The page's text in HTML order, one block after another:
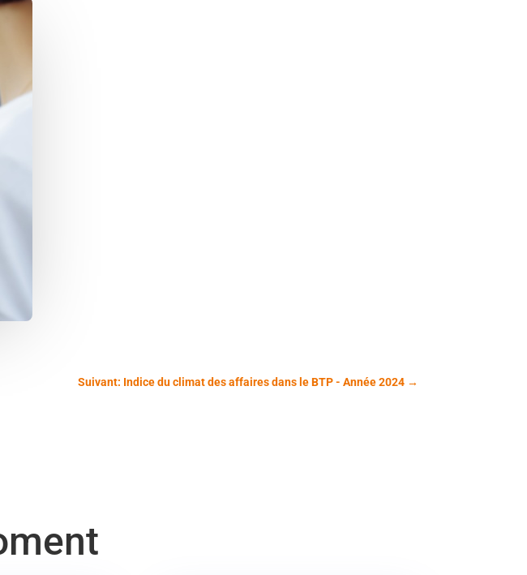
Suivant: Indice du climat des affaires dans le BTP - Année 2024→